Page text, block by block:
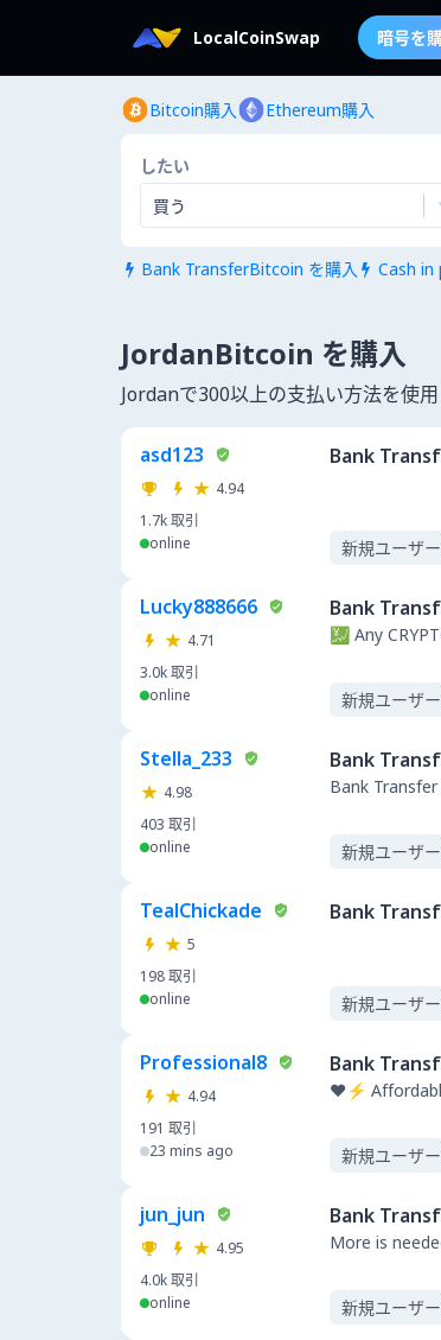
LocalCoinSwap 暗号を
Bitcoin購入 Ethereum購入
したい
買う
 Bank TransferBitcoin を購入  Cash in
JordanBitcoin を購入
Jordanで300以上の支払い方法を使
asd123
4.94
1.7k取引
online
Bank
新規ユーザ
Lucky888666
4.71
3.0k取引
online
Bank
💹 Any
新規ユーザ
Stella_233
4.98
403 取引
online
Bank
Bank Transfer
新規ユーザ
TealChickade
5
198取引
online
Bank
新規ユーザ
Professional8
4.94
191 取引
23 mins ago
Bank
❤️⚡
新規ユーザ
jun_jun
4.95
4.0k取引
online
Bank
More is
新規ユーザ